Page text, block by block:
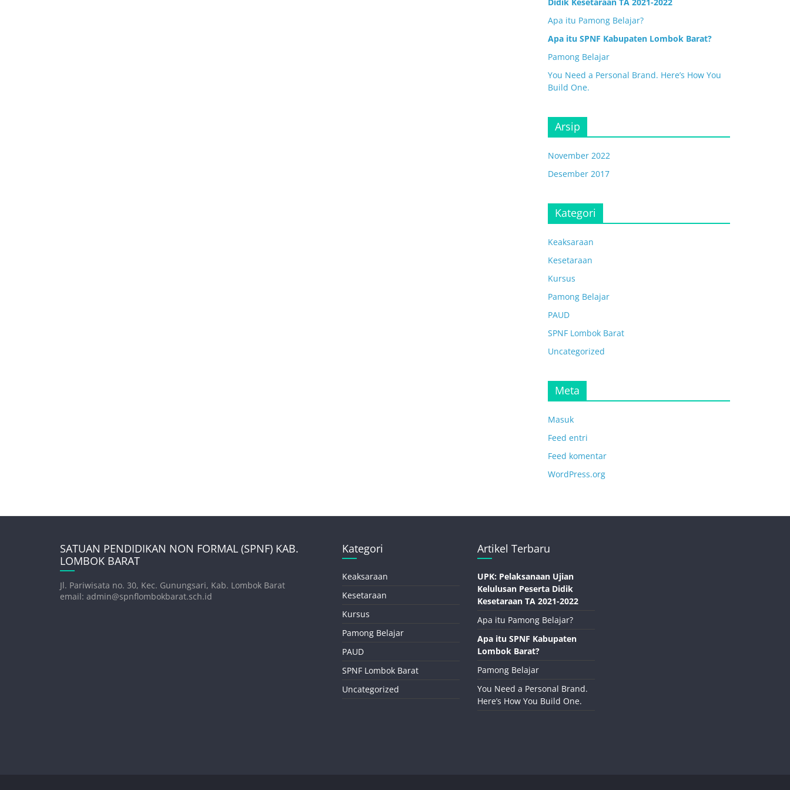
Apa itu Pamong Belajar?
Apa itu SPNF Kabupaten Lombok Barat?
Pamong Belajar
You Need a Personal Brand. Here’s How You
Build One.
Arsip
November 2022
Desember 2017
Kategori
Keaksaraan
Kesetaraan
Kursus
Pamong Belajar
PAUD
SPNF Lombok Barat
Uncategorized
Meta
Masuk
Feed entri
Feed komentar
WordPress.org
SATUAN PENDIDIKAN NON FORMAL (SPNF) KAB.
LOMBOK BARAT
Jl. Pariwisata no. 30, Kec. Gunungsari, Kab. Lombok Barat
email: admin@spnflombokbarat.sch.id
Kategori
Keaksaraan
Kesetaraan
Kursus
Pamong Belajar
PAUD
SPNF Lombok Barat
Uncategorized
Artikel Terbaru
UPK: Pelaksanaan Ujian
Kelulusan Peserta Didik
Kesetaraan TA 2021-2022
Apa itu Pamong Belajar?
Apa itu SPNF Kabupaten
Lombok Barat?
Pamong Belajar
You Need a Personal Brand.
Here’s How You Build One.